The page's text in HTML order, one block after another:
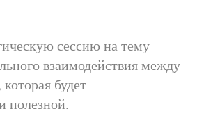
сессию на тему
взаимодействия между
будет
полезной.